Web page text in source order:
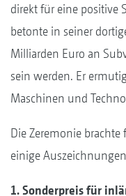
direkt für eine positive
betonte in seiner
Milliarden Euro an
sein werden. Er
Maschinen und
Die Zeremonie brachte
einige
1. Sonderpreis für